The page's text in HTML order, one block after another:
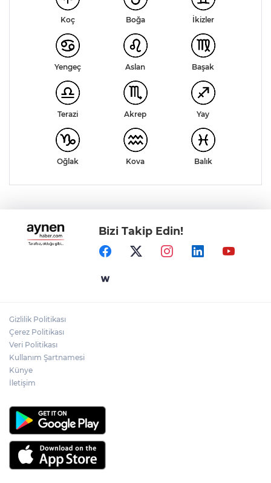
Koç Boğa İkizler
Yengeç Aslan Başak
Terazi Akrep Yay
Oğlak Kova Balık
Bizi Takip Edin!
Gizlilik Politikası
Çerez Politikası
Veri Politikası
Kullanım Şartnamesi
Künye
İletişim